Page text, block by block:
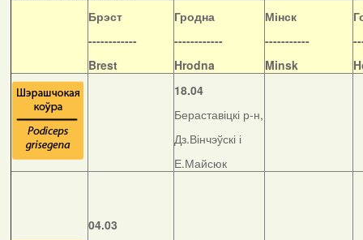
Брэст
------------
Brest
Гродна
------------
Hrodna
Мінск
-----------
Minsk
18.04
Бераставіцкі р-н,
Дз.Вінчэўскі і
Е.Майсюк
04.03